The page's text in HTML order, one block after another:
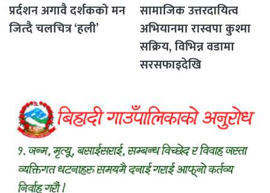
प्रर्दशन अगावै दर्शकको मन
जित्दै चलचित्र ‘हली’
सामाजिक उत्तरदायित्व
अभियानमा रास्वपा कुश्मा
सक्रिय, विभिन्न वडामा
सरसफाइदेखि